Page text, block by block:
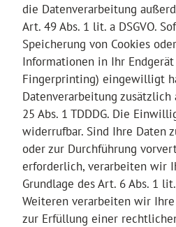
die Datenverarbeitung
Art. 49 Abs. 1 lit. a DSGVO.
Speicherung von Cookies
Informationen in Ihr
Fingerprinting) eingewilligt
Datenverarbeitung zusätzlich
25 Abs. 1 TDDDG. Die
widerrufbar. Sind Ihre Daten
oder zur Durchführung
erforderlich, verarbeiten wir
Grundlage des Art. 6 Abs. 1 lit.
Weiteren verarbeiten wir
zur Erfüllung einer